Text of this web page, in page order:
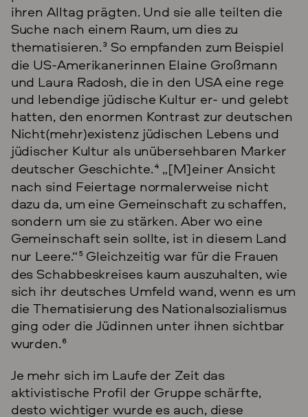
ihren Alltag prägten. Und sie alle teilten die
Suche nach einem Raum, um dies zu
thematisieren.3 So empfanden zum Beispiel
die US-Amerikanerinnen Elaine Großmann
und Laura Radosh, die in den USA eine rege
und lebendige jüdische Kultur er- und gelebt
hatten, den enormen Kontrast zur deutschen
Nicht(mehr)existenz jüdischen Lebens und
jüdischer Kultur als unübersehbaren Marker
deutscher Geschichte.4 „[M]einer Ansicht
nach sind Feiertage normalerweise nicht
dazu da, um eine Gemeinschaft zu schaffen,
sondern um sie zu stärken. Aber wo eine
Gemeinschaft sein sollte, ist in diesem Land
nur Leere.“5Gleichzeitig war für die Frauen
des Schabbeskreises kaum auszuhalten, wie
sich ihr deutsches Umfeld wand, wenn es um
die Thematisierung des Nationalsozialismus
ging oder die Jüdinnen unter ihnen sichtbar
wurden.6
Je mehr sich im Laufe der Zeit das
aktivistische Profil der Gruppe schärfte,
desto wichtiger wurde es auch, diese